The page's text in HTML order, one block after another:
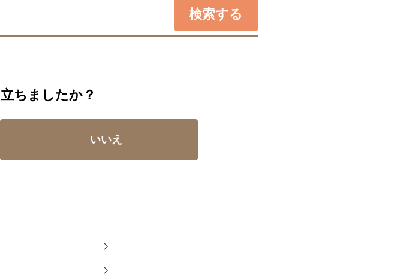
ちましたか？
いいえ